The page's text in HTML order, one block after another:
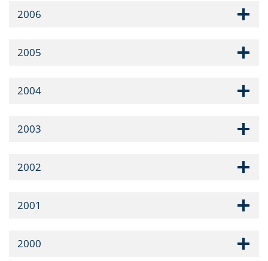
2006
2005
2004
2003
2002
2001
2000